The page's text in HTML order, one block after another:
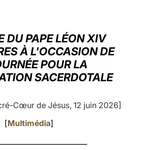
中文
LATINE
DU PAPE LÉON XIV
À L'OCCASION DE
POUR LA
SACERDOTALE
Cœur de Jésus, 12 juin 2026]
[Multimédia]